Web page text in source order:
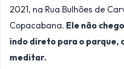
2021, na Rua Bulhões de
Copacabana. Ele não
indo direto para o parque,
meditar.